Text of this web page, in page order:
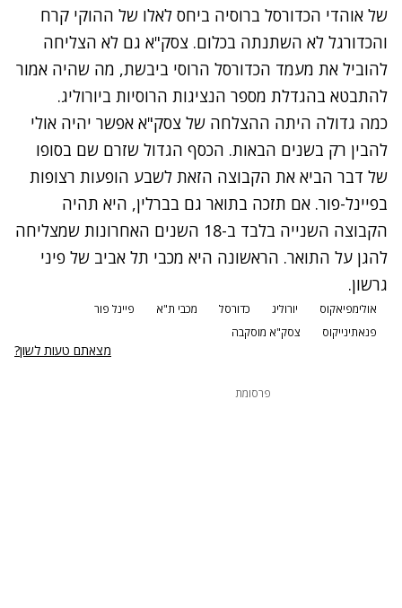
של אוהדי הכדורסל ברוסיה ביחס לאלו של ההוקי קרח
והכדורגל לא השתנתה בכלום. צסק"א גם לא הצליחה
להוביל את מעמד הכדורסל הרוסי ביבשת, מה שהיה אמור
להתבטא בהגדלת מספר הנציגות הרוסיות ביורוליג.
כמה גדולה היתה ההצלחה של צסק"א אפשר יהיה אולי
להבין רק בשנים הבאות. הכסף הגדול שזרם שם בסופו
של דבר הביא את הקבוצה הזאת לשבע הופעות רצופות
בפיינל-פור. אם תזכה בתואר גם בברלין, היא תהיה
הקבוצה השנייה בלבד ב-18 השנים האחרונות שמצליחה
להגן על התואר. הראשונה היא מכבי תל אביב של פיני
גרשון.
אולימפיאקוס יורוליג כדורסל מכבי ת"א
פיינל פור
פנאתינייקוס
צסק"א מוסקבה
מצאתם טעות לשון?
פרסומת